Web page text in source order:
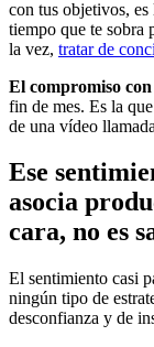
con tus objetivos,
tiempo que te sobra
la vez, tratar de
El compromiso
fin de mes. Es la
de una vídeo
Ese
asocia
cara, no es
El sentimiento casi
ningún tipo de
desconfianza y de